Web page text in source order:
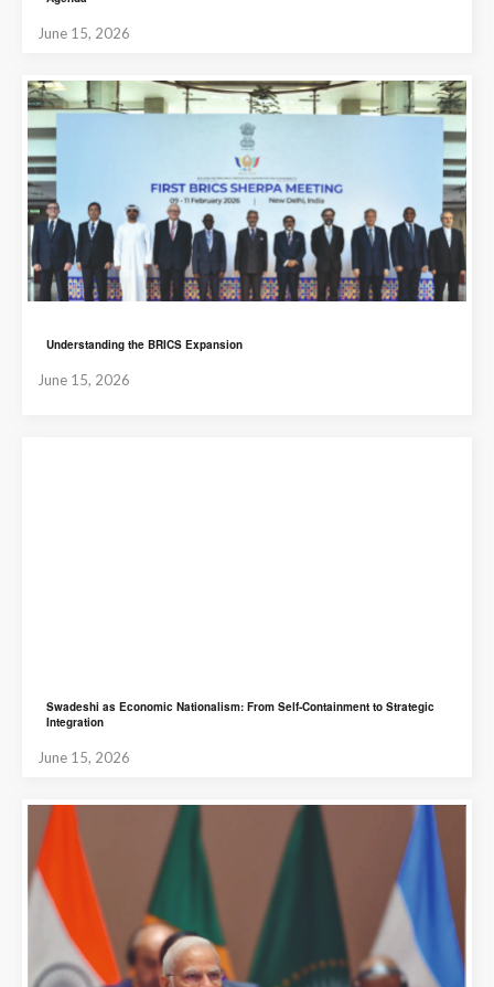
June 15, 2026
Understanding the BRICS Expansion
June 15, 2026
Swadeshi as Economic Nationalism: From Self-Containment to Strategic
Integration
June 15, 2026